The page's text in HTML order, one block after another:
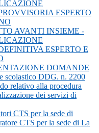
ESPERTO
AVANTI INSIEME -
ESPERTO E
DOMANDE
scolastico DDG. n. 2200
relativo alla procedura
dei servizi di
CTS per la sede di
CTS per la sede di La